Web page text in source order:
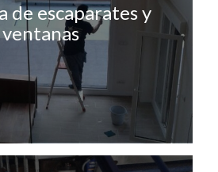
de escaparates y
ventanas